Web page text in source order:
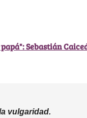
Sebastián
vulgaridad.